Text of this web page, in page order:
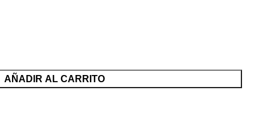
AÑADIR AL CARRITO